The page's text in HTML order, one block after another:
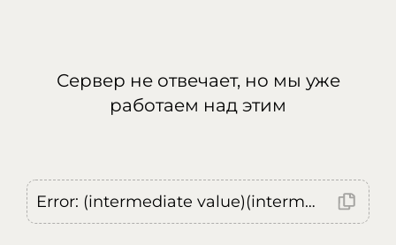
Сервер не отвечает, но мы уже
работаем над этим
Error: (intermediate value)(intermediate value)(intermediate value).replaceAll is not a function